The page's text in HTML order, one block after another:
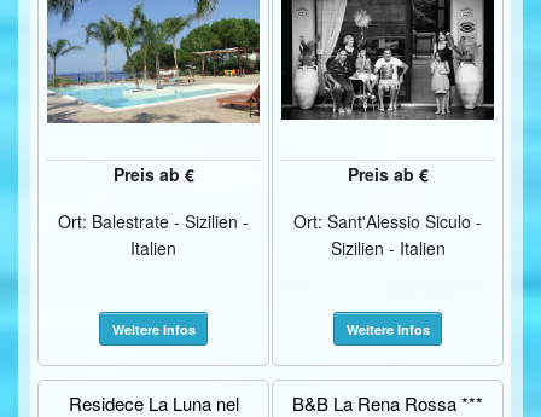
Preis ab €
Ort: Balestrate - Sizilien -
Italien
Weitere Infos
Preis ab €
Ort: Sant'Alessio Siculo -
Sizilien - Italien
Weitere Infos
Residece La Luna nel
B&B La Rena Rossa ***